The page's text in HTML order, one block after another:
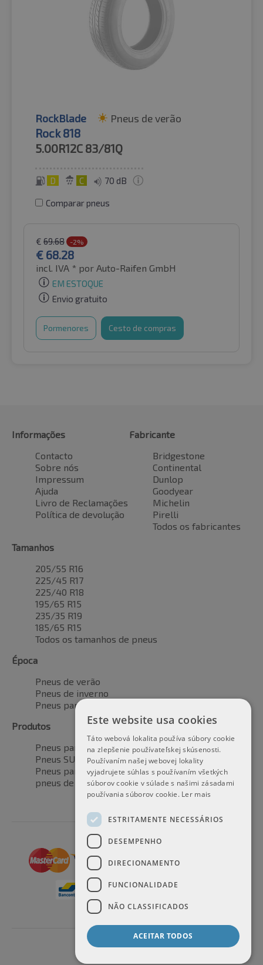
RockBlade Pneus de verão
Rock 818
5.00R12C 83/81Q
D C 70 dB
Comparar pneus
€ 69.68 -2%
€ 68.28
incl. IVA * por Auto-Raifen GmbH
EM ESTOQUE
Envio gratuito
Pormenores Cesto de compras
Informações
Contacto
Sobre nós
Impressum
Ajuda
Livro de Reclamações
Política de devolução
Fabricante
Bridgestone
Continental
Dunlop
Goodyear
Michelin
Pirelli
Todos os fabricantes
Tamanhos
205/55 R16
225/45 R17
225/40 R18
195/65 R15
235/35 R19
185/65 R15
Todos os tamanhos de pneus
Época
Pneus de verão
Pneus de inverno
Pneus para todas as estações
Produtos
Pneus para automóveis
Pneus SUV / 4x4
Pneus para veículos de transporte
pneus de motocicleta
Este website usa cookies
Táto webová lokalita používa súbory cookie
na zlepšenie používateľskej skúsenosti.
Používaním našej webovej lokality
vyjadrujete súhlas s používaním všetkých
súborov cookie v súlade s našimi zásadami
používania súborov cookie. Ler mais
ESTRITAMENTE NECESSÁRIOS
DESEMPENHO
DIRECIONAMENTO
FUNCIONALIDADE
NÃO CLASSIFICADOS
ACEITAR TODOS